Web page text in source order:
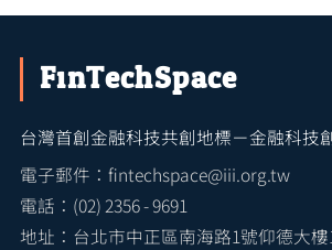
FinTechSpace
台灣首創金融科技共創地標－金融科技
電子郵件：fintechspace@iii.org.tw
電話：(02) 2356 - 9691
地址：台北市中正區南海路1號仰德大樓